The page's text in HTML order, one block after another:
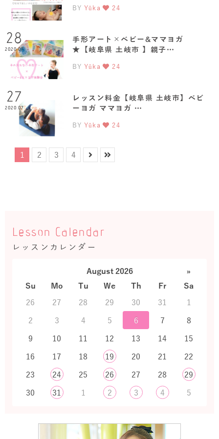
BY Yûka 24
28
2020.07
手形アート×ベビー&ママヨガ
★【岐阜県 土岐市 】親子…
BY Yûka 24
27
2020.07
レッスン料金【岐阜県 土岐市】ベビ
ーヨガ ママヨガ …
BY Yûka 24
1 2 3 4
Lesson Calendar
レッスンカレンダー
August 2026
»
Su
Mo Tu We Th Fr
Sa
26
27 28 29 30 31
1
2
3 4 5 6 7
8
9
10 11 12 13 14
15
16
17 18 19 20 21
22
23
24 25 26 27 28
29
30
31 1 2 3 4 5